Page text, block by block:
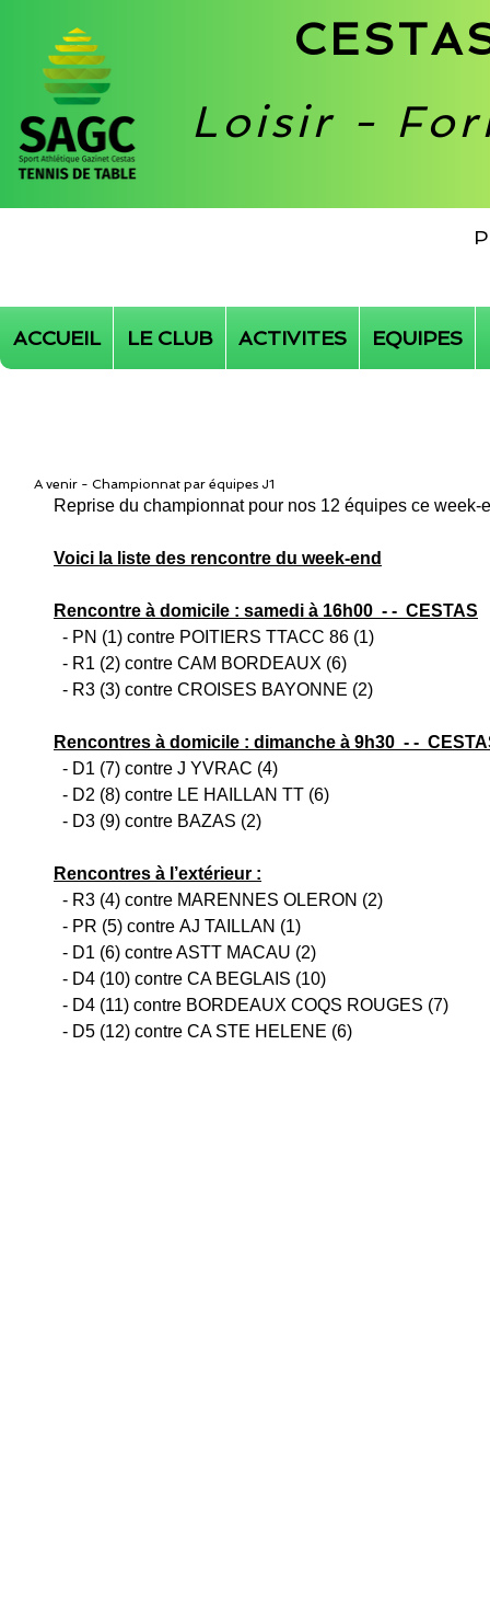
Loisir -
ACCUEIL LE CLUB ACTIVITES EQUIPES
A venir - Championnat par équipes J1
Reprise du championnat pour nos 12 équipes ce week-
Voici la liste des rencontre du week-end
Rencontre à domicile : samedi à 16h00  - -  CESTAS
- PN (1) contre POITIERS TTACC 86 (1)
- R1 (2) contre CAM BORDEAUX (6)
- R3 (3) contre CROISES BAYONNE (2)
Rencontres à domicile : dimanche à 9h30  - -
- D1 (7) contre J YVRAC (4)
- D2 (8) contre LE HAILLAN TT (6)
- D3 (9) contre BAZAS (2)
Rencontres à l’extérieur :
- R3 (4) contre MARENNES OLERON (2)
- PR (5) contre AJ TAILLAN (1)
- D1 (6) contre ASTT MACAU (2)
- D4 (10) contre CA BEGLAIS (10)
- D4 (11) contre BORDEAUX COQS ROUGES (7)
- D5 (12) contre CA STE HELENE (6)